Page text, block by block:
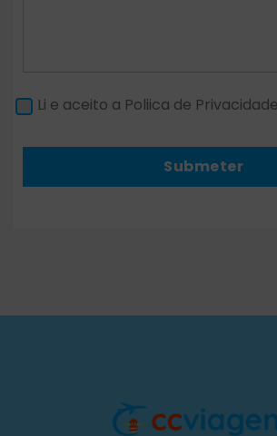
Li e aceito a Poliica de Privacidade
Submeter